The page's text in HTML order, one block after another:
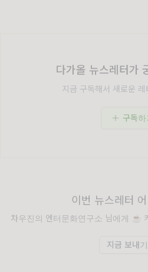
다가올 뉴스레터가
지금 구독해서 새로운
구독하
이번 뉴스레터
차우진의 엔터문화연구소 님에게
지금 보내